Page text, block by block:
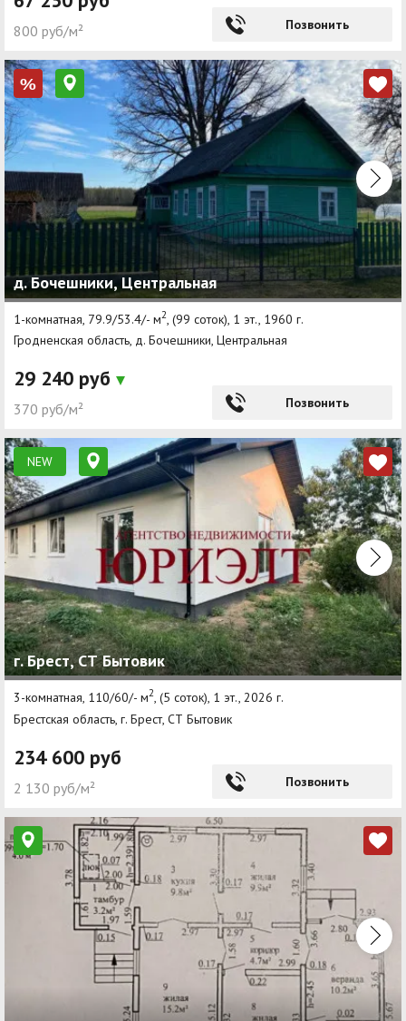
800 руб/м² Позвонить
%
д. Бочешники, Центральная
1-комнатная, 79.9/53.4/- м2 , (99 соток), 1 эт., 1960 г.
Гродненская область, д. Бочешники, Центральная
29 240 руб
370 руб/м² Позвонить
NEW
г. Брест, СТ Бытовик
3-комнатная, 110/60/- м2, (5 соток), 1 эт., 2026 г.
Брестская область, г. Брест, СТ Бытовик
234 600 руб
2 130 руб/м² Позвонить